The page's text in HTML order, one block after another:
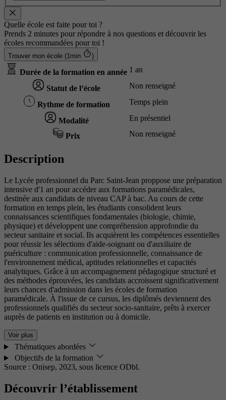
Quelle école est faite pour toi ?
Prends 2 minutes pour répondre à nos questions et découvrir les
écoles recommandées pour toi !
Trouver mon école (1min )
Durée de la formation en année 1 an
Statut de l’école Non renseigné
Rythme de formation Temps plein
Modalité En présentiel
Prix Non renseigné
Description
Le Lycée professionnel du Parc Saint-Jean proppose une préparation
intensive d'1 an pour accéder aux formations paramédicales,
destinée aux candidats de niveau CAP à bac. Au cours de cette
formation en temps plein, les étudiants consolident leurs
connaissances scientifiques fondamentales (biologie, chimie,
physique) et développent une compréhension approfondie du
secteur sanitaire et social. Ils acquièrent les compétences essentielles
pour réussir les sélections d'aide-soignant ou d'auxiliaire de
puériculture : communication professionnelle, connaissance de
l'environnement médical, aptitudes relationnelles et capacités
analytiques. Grâce à un accompagnement pédagogique structuré et
des méthodes éprouvées, les candidats accroissent significativement
leurs chances d'admission dans les écoles de formation
paramédicale. À l'issue de ce cursus, les diplômés deviennent des
professionnels qualifiés du secteur socio-sanitaire, prêts à exercer
auprès de patients en institution ou à domicile.
Voir plus
Thématiques abordées
Objectifs de la formation
Source : Onisep, 2023, sous licence ODbl.
Découvrir l’établissement